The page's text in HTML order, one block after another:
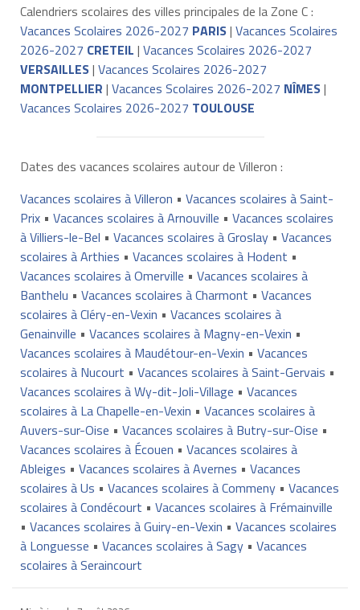
Calendriers scolaires des villes principales de la Zone C :
Vacances Scolaires 2026-2027 PARIS| Vacances Scolaires
2026-2027 CRETEIL | Vacances Scolaires 2026-2027
VERSAILLES| Vacances Scolaires 2026-2027
MONTPELLIER | Vacances Scolaires 2026-2027 NÎMES|
Vacances Scolaires 2026-2027 TOULOUSE
Dates des vacances scolaires autour de Villeron :
Vacances scolaires à Villeron • Vacances scolaires à Saint-
Prix• Vacances scolaires à Arnouville • Vacances scolaires
à Villiers-le-Bel • Vacances scolaires à Groslay• Vacances
scolaires à Arthies • Vacances scolaires à Hodent •
Vacances scolaires à Omerville • Vacances scolaires à
Banthelu • Vacances scolaires à Charmont • Vacances
scolaires à Cléry-en-Vexin • Vacances scolaires à
Genainville • Vacances scolaires à Magny-en-Vexin •
Vacances scolaires à Maudétour-en-Vexin • Vacances
scolaires à Nucourt • Vacances scolaires à Saint-Gervais •
Vacances scolaires à Wy-dit-Joli-Village • Vacances
scolaires à La Chapelle-en-Vexin • Vacances scolaires à
Auvers-sur-Oise • Vacances scolaires à Butry-sur-Oise •
Vacances scolaires à Écouen • Vacances scolaires à
Ableiges • Vacances scolaires à Avernes • Vacances
scolaires à Us • Vacances scolaires à Commeny• Vacances
scolaires à Condécourt • Vacances scolaires à Frémainville
• Vacances scolaires à Guiry-en-Vexin • Vacances scolaires
à Longuesse • Vacances scolaires à Sagy• Vacances
scolaires à Seraincourt